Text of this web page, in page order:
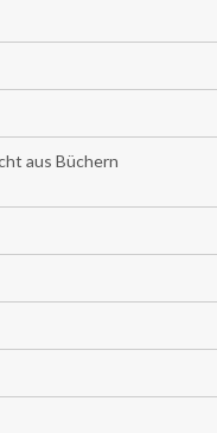
aus Büchern